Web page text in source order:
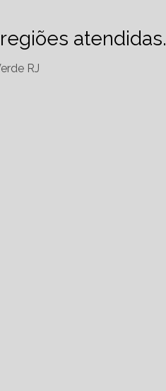
atendidas.
RJ